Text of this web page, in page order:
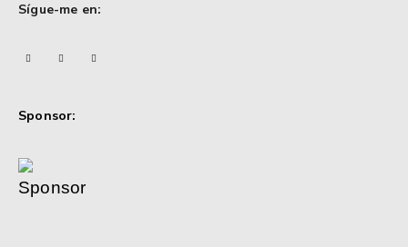
Sígue-me en:
Sponsor: